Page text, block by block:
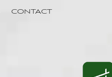
CONTACT